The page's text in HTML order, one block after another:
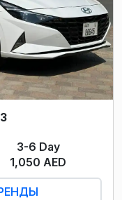
3-6 Day
1,050 AED